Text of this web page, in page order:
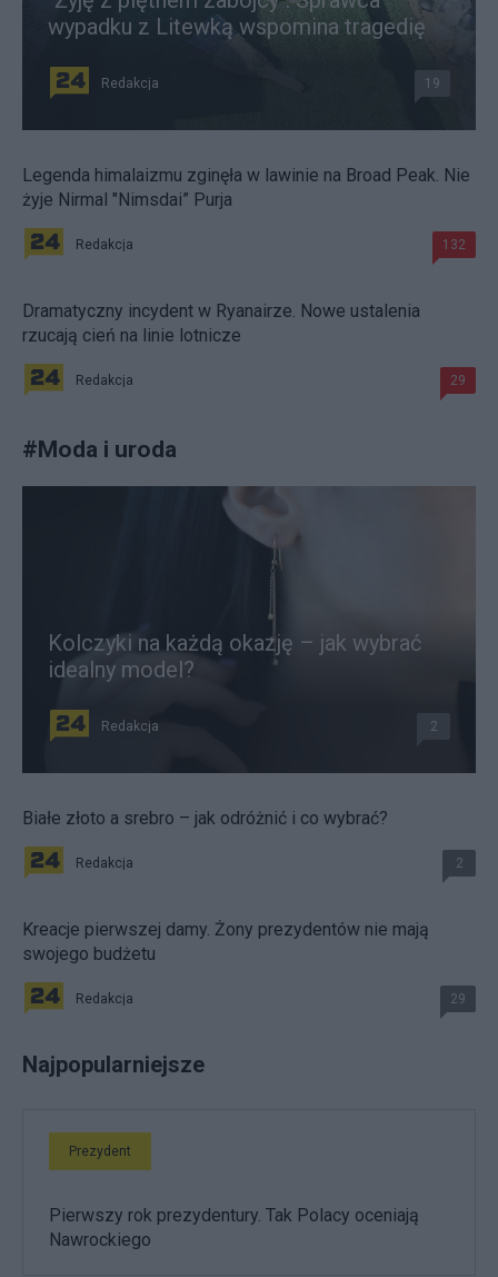
wypadku z Litewką wspomina tragedię
Redakcja 19
Legenda himalaizmu zginęła w lawinie na Broad Peak. Nie
żyje Nirmal "Nimsdai” Purja
Redakcja 132
Dramatyczny incydent w Ryanairze. Nowe ustalenia
rzucają cień na linie lotnicze
Redakcja 29
#Moda i uroda
Kolczyki na każdą okazję – jak wybrać
idealny model?
Redakcja 2
Białe złoto a srebro – jak odróżnić i co wybrać?
Redakcja 2
Kreacje pierwszej damy. Żony prezydentów nie mają
swojego budżetu
Redakcja 29
Najpopularniejsze
Prezydent
Pierwszy rok prezydentury. Tak Polacy oceniają
Nawrockiego